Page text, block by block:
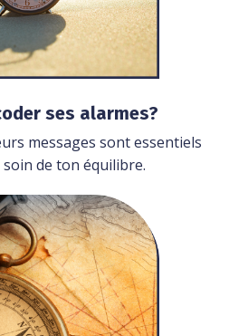
ses alarmes?
messages sont essentiels
de ton équilibre.